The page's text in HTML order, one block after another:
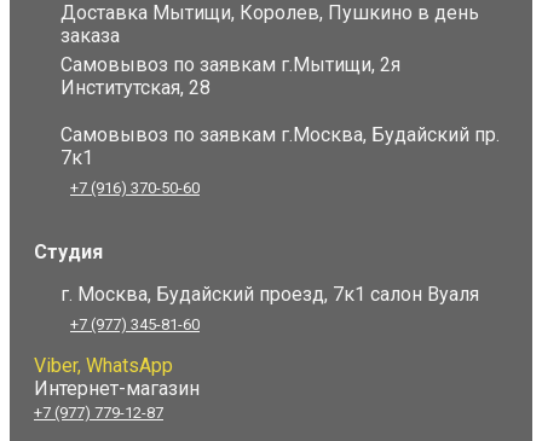
Доставка Мытищи, Королев, Пушкино в день
заказа
Самовывоз по заявкам г.Мытищи, 2я
Институтская, 28
Самовывоз по заявкам г.Москва, Будайский пр.
7к1
+7 (916) 370-50-60
Студия
г. Москва, Будайский проезд, 7к1 салон Вуаля
+7 (977) 345-81-60
Viber, WhatsApp
Интернет-магазин
+7 (977) 779-12-87